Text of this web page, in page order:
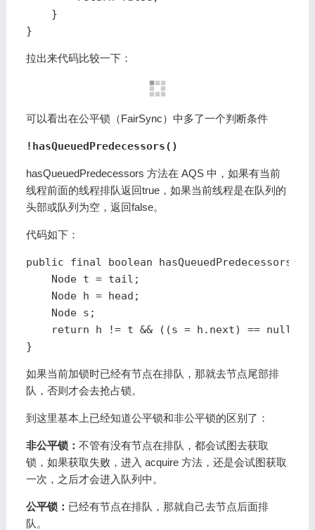
    }
}
拉出来代码比较一下：
可以看出在公平锁（FairSync）中多了一个判断条件
!hasQueuedPredecessors()
hasQueuedPredecessors 方法在 AQS 中，如果有当前
线程前面的线程排队返回true，如果当前线程是在队列的
头部或队列为空，返回false。
代码如下：
public final boolean hasQueuedPredecessors()
    Node t = tail;
    Node h = head;
    Node s;
return h != t && ((s = h.next) == null
}
如果当前加锁时已经有节点在排队，那就去节点尾部排
队，否则才会去抢占锁。
到这里基本上已经知道公平锁和非公平锁的区别了：
非公平锁： 不管有没有节点在排队，都会试图去获取
锁，如果获取失败，进入 acquire 方法，还是会试图获取
一次，之后才会进入队列中。
公平锁： 已经有节点在排队，那就自己去节点后面排
队。